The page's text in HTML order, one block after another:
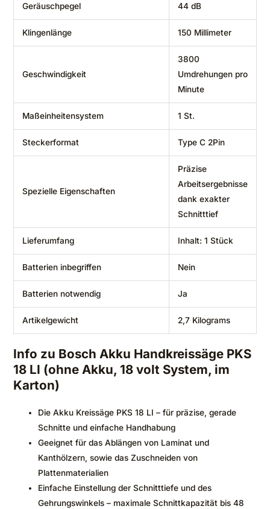
Geräuschpegel ‎44 dB
Klingenlänge ‎150 Millimeter
Geschwindigkeit
‎3800
Umdrehungen pro
Minute
Maßeinheitensystem ‎1 St.
Steckerformat ‎Type C 2Pin
Spezielle Eigenschaften
‎Präzise
Arbeitsergebnisse
dank exakter
Schnitttief
Lieferumfang ‎Inhalt: 1 Stück
Batterien inbegriffen ‎Nein
Batterien notwendig ‎Ja
Artikelgewicht ‎2,7 Kilograms
Info zu Bosch Akku Handkreissäge PKS
18 LI (ohne Akku, 18 volt System, im
Karton)
Die Akku Kreissäge PKS 18 LI – für präzise, gerade
Schnitte und einfache Handhabung
Geeignet für das Ablängen von Laminat und
Kanthölzern, sowie das Zuschneiden von
Plattenmaterialien
Einfache Einstellung der Schnitttiefe und des
Gehrungswinkels – maximale Schnittkapazität bis 48